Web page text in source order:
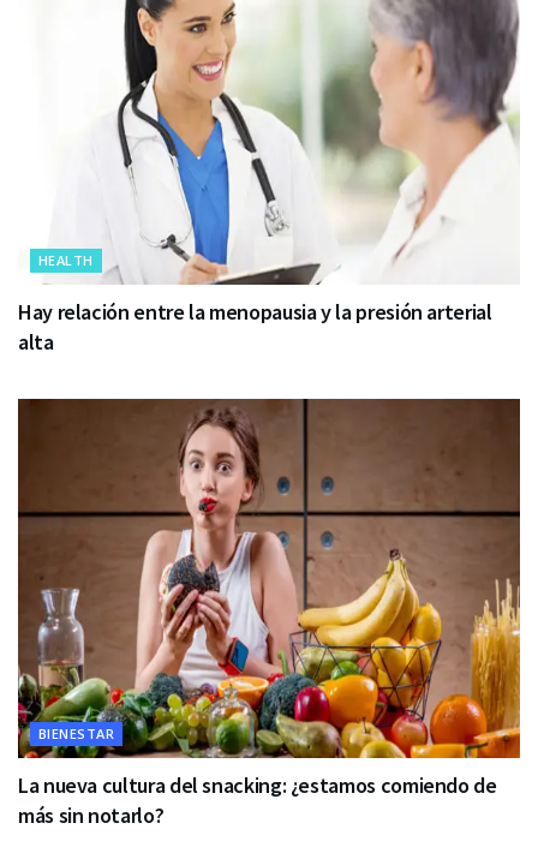
HEALTH
Hay relación entre la menopausia y la presión arterial
alta
BIENESTAR
La nueva cultura del snacking: ¿estamos comiendo de
más sin notarlo?